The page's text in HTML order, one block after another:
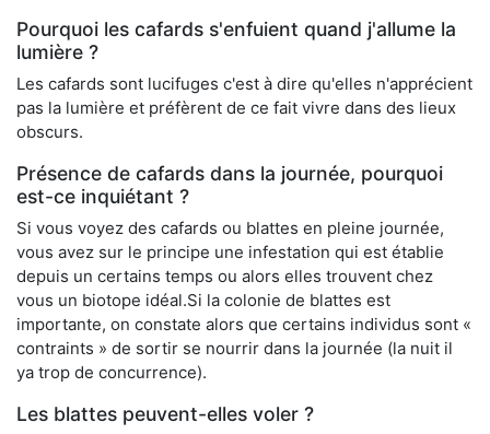
Pourquoi les cafards s'enfuient quand j'allume la
lumière ?
Les cafards sont lucifuges c'est à dire qu'elles n'apprécient
pas la lumière et préfèrent de ce fait vivre dans des lieux
obscurs.
Présence de cafards dans la journée, pourquoi
est-ce inquiétant ?
Si vous voyez des cafards ou blattes en pleine journée,
vous avez sur le principe une infestation qui est établie
depuis un certains temps ou alors elles trouvent chez
vous un biotope idéal.Si la colonie de blattes est
importante, on constate alors que certains individus sont «
contraints » de sortir se nourrir dans la journée (la nuit il
ya trop de concurrence).
Les blattes peuvent-elles voler ?